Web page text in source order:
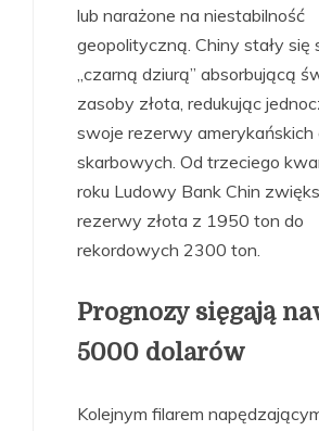
lub narażone na niestabilność
geopolityczną. Chiny stały się
„czarną dziurą” absorbującą
zasoby złota, redukując
swoje rezerwy amerykańskich
skarbowych. Od trzeciego
roku Ludowy Bank Chin
rezerwy złota z 1950 ton do
rekordowych 2300 ton.
Prognozy sięgają
5000 dolarów
Kolejnym filarem